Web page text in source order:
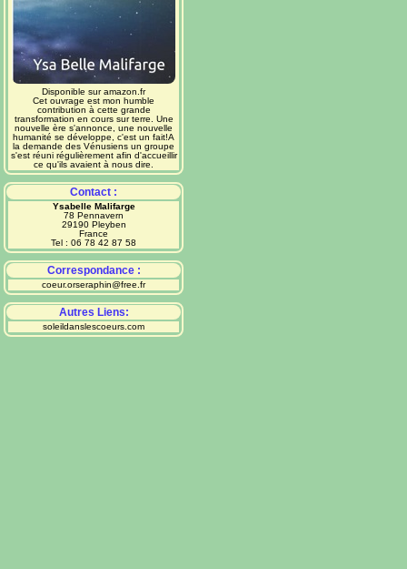
Disponible sur amazon.fr
Cet ouvrage est mon humble
contribution à cette grande
transformation en cours sur terre. Une
nouvelle ère s'annonce, une nouvelle
humanité se développe, c'est un fait!A
la demande des Vénusiens un groupe
s'est réuni régulièrement afin d'accueillir
ce qu'ils avaient à nous dire.
Contact :
Ysabelle Malifarge
78 Pennavern
29190 Pleyben
France
Tel : 06 78 42 87 58
Correspondance :
coeur.orseraphin@free.fr
Autres Liens:
soleildanslescoeurs.com